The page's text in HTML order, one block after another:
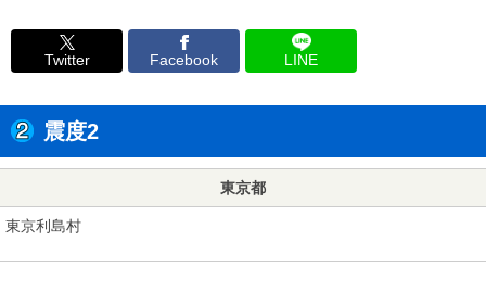
Twitter Facebook LINE
震度2
東京都
東京利島村